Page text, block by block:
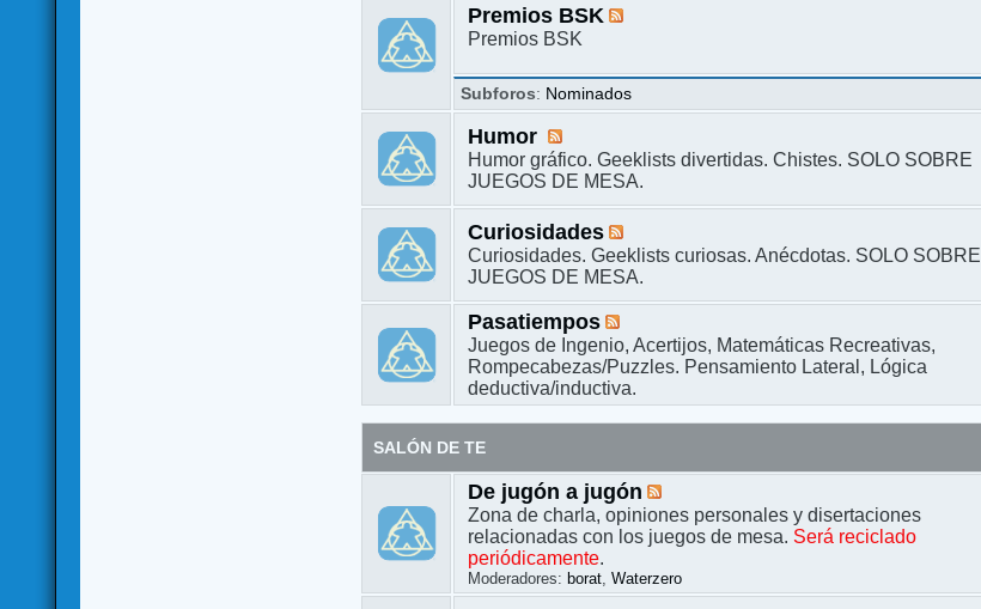
Premios BSK
Premios BSK
Subforos: Nominados
Humor
Humor gráfico. Geeklists divertidas. Chistes. SOLO SOBRE
JUEGOS DE MESA.
Curiosidades
Curiosidades. Geeklists curiosas. Anécdotas. SOLO SOBRE
JUEGOS DE MESA.
Pasatiempos
Juegos de Ingenio, Acertijos, Matemáticas Recreativas,
Rompecabezas/Puzzles. Pensamiento Lateral, Lógica
deductiva/inductiva.
SALÓN DE TE
De jugón a jugón
Zona de charla, opiniones personales y disertaciones
relacionadas con los juegos de mesa. Será reciclado
periódicamente.
Moderadores: borat ,Waterzero